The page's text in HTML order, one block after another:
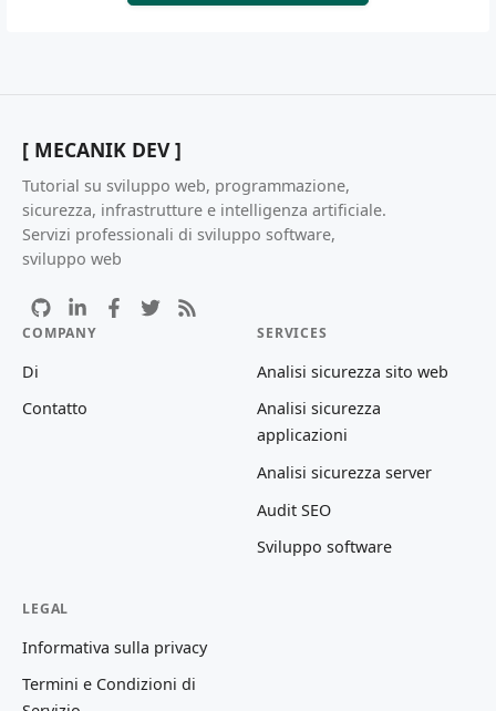
[ MECANIK DEV ]
Tutorial su sviluppo web, programmazione,
sicurezza, infrastrutture e intelligenza artificiale.
Servizi professionali di sviluppo software,
sviluppo web
COMPANY
Di
Contatto
SERVICES
Analisi sicurezza sito web
Analisi sicurezza
applicazioni
Analisi sicurezza server
Audit SEO
Sviluppo software
LEGAL
Informativa sulla privacy
Termini e Condizioni di